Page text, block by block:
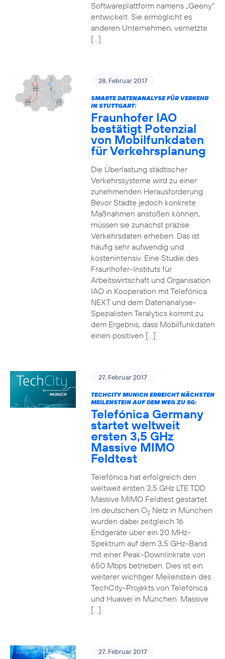
Softwareplattform namens „Geeny“
entwickelt. Sie ermöglicht es
anderen Unternehmen, vernetzte
[…]
28. Februar 2017
SMARTE DATENANALYSE FÜR VERKEHR
IN STUTTGART:
Fraunhofer IAO
bestätigt Potenzial
von Mobilfunkdaten
für Verkehrsplanung
Die Überlastung städtischer
Verkehrssysteme wird zu einer
zunehmenden Herausforderung.
Bevor Städte jedoch konkrete
Maßnahmen anstoßen können,
müssen sie zunächst präzise
Verkehrsdaten erheben. Das ist
häufig sehr aufwendig und
kostenintensiv. Eine Studie des
Fraunhofer-Instituts für
Arbeitswirtschaft und Organisation
IAO in Kooperation mit Telefónica
NEXT und dem Datenanalyse-
Spezialisten Teralytics kommt zu
dem Ergebnis, dass Mobilfunkdaten
einen positiven […]
27. Februar 2017
TECHCITY MUNICH ERREICHT NÄCHSTEN
MEILENSTEIN AUF DEM WEG ZU 5G:
Telefónica Germany
startet weltweit
ersten 3,5 GHz
Massive MIMO
Feldtest
Telefónica hat erfolgreich den
weltweit ersten 3,5 GHz LTE TDD
Massive MIMO Feldtest gestartet.
Im deutschen O2Netz in München
wurden dabei zeitgleich 16
Endgeräte über ein 20 MHz-
Spektrum auf dem 3,5 GHz-Band
mit einer Peak-Downlinkrate von
650 Mbps betrieben. Dies ist ein
weiterer wichtiger Meilenstein des
TechCity-Projekts von Telefónica
und Huawei in München. Massive
[…]
27. Februar 2017